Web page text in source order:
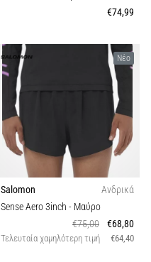
€74,99
Νέο
Salomon
Ανδρικά
Sense Aero 3inch - Μαύρο
€75,00
€68,80
Τελευταία χαμηλότερη τιμή €64,40